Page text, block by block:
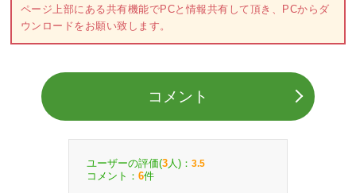
ページ上部にある共有機能でPCと情報共有して頂き、PCからダ
ウンロードをお願い致します。
コメント
ユーザーの評価(3 人)： 3.5
コメント： 6件